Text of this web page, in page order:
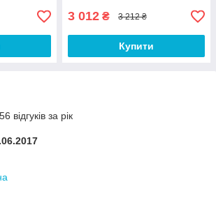
3 012 ₴ 3 212 ₴
Купити
відгуків за рік